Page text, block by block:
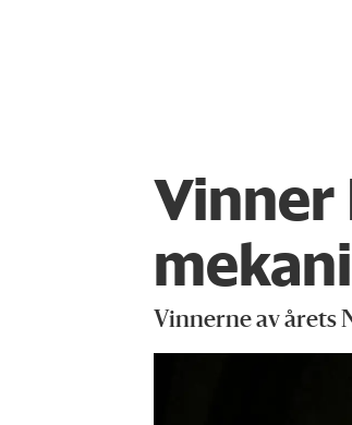
Vinnerne av årets